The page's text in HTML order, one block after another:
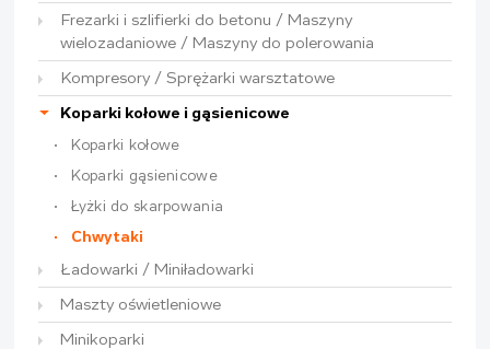
Frezarki i szlifierki do betonu / Maszyny
wielozadaniowe / Maszyny do polerowania
Kompresory / Sprężarki warsztatowe
Koparki kołowe i gąsienicowe
Koparki kołowe
Koparki gąsienicowe
Łyżki do skarpowania
Chwytaki
Ładowarki / Miniładowarki
Maszty oświetleniowe
Minikoparki